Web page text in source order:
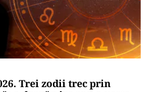
Trei zodii trec prin